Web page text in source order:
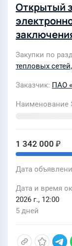
Открытый
УР» для
Закупки по
тепловых
Заказчик ПАО
Наименование
1 342 000 ₽
Дата
Дата и время
2026 г., 12:00
5 дней